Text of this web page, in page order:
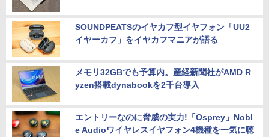
SOUNDPEATSのイヤカフ型イヤフォン「UU2
イヤーカフ」をイヤカフマニアが語る
メモリ32GBでも予算内。産経新聞社がAMD R
yzen搭載dynabookを2千台導入
エントリーなのに脅威の実力!「Osprey」Nobl
e Audioワイヤレスイヤフォン4機種を一気に聴